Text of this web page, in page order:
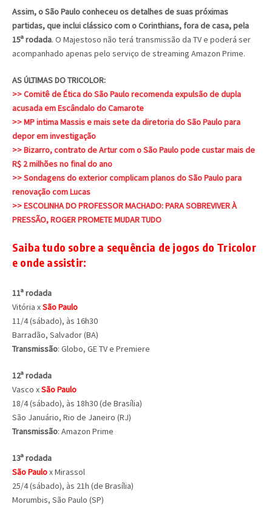
Assim, o São Paulo conheceu os detalhes de suas próximas
partidas, que inclui clássico com o Corinthians, fora de casa, pela
15ª rodada. O Majestoso não terá transmissão da TV e poderá ser
acompanhado apenas pelo serviço de streaming Amazon Prime.
AS ÚLTIMAS DO TRICOLOR:
>> Comitê de Ética do São Paulo recomenda expulsão de dupla
acusada em Escândalo do Camarote
>> MP intima Massis e mais sete da diretoria do São Paulo para
depor em investigação
>> Bizarro, contrato de Artur com o São Paulo pode custar mais de
R$ 2 milhões no final do ano
>> Sondagens do exterior complicam planos do São Paulo para
renovação com Lucas
>> ESCOLINHA DO PROFESSOR MACHADO: PARA SOBREVIVER À
PRESSÃO, ROGER PROMETE MUDAR TUDO
Saiba tudo sobre a sequência de jogos do Tricolor
e onde assistir:
11ª rodada
Vitória xSão Paulo
11/4 (sábado), às 16h30
Barradão, Salvador (BA)
Transmissão: Globo, GE TV e Premiere
12ª rodada
Vasco xSão Paulo
18/4 (sábado), às 18h30 (de Brasília)
São Januário, Rio de Janeiro (RJ)
Transmissão: Amazon Prime
13ª rodada
São Paulox Mirassol
25/4 (sábado), às 21h (de Brasília)
Morumbis, São Paulo (SP)